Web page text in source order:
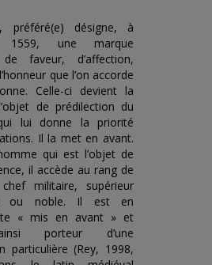
préféré(e) désigne, à
une marque
de faveur, d’affection,
que l’on accorde
Celle-ci devient la
de prédilection du
lui donne la priorité
Il la met en avant.
qui est l’objet de
il accède au rang de
militaire, supérieur
ou noble. Il est en
« mis en avant » et
porteur d’une
particulière (Rey, 1998,